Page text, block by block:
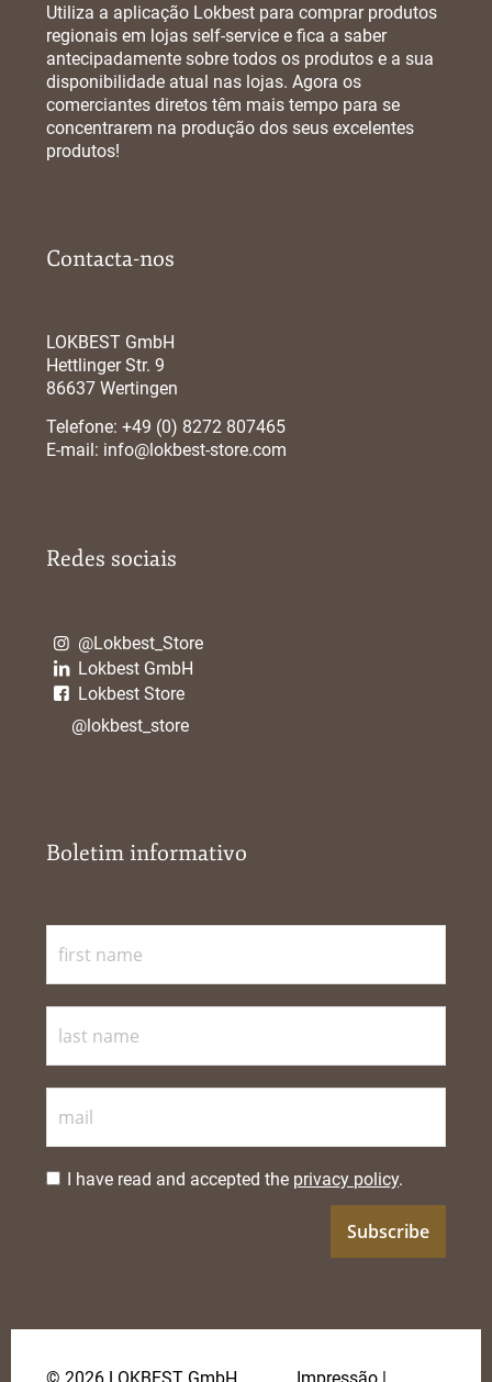
Utiliza a aplicação Lokbest para comprar produtos
regionais em lojas self-service e fica a saber
antecipadamente sobre todos os produtos e a sua
disponibilidade atual nas lojas. Agora os
comerciantes diretos têm mais tempo para se
concentrarem na produção dos seus excelentes
produtos!
Contacta-nos
LOKBEST GmbH
Hettlinger Str. 9
86637 Wertingen
Telefone:+49 (0) 8272 807465
E-mail: info@lokbest-store.com
Redes sociais
@Lokbest_Store
Lokbest GmbH
Lokbest Store
@lokbest_store
Boletim informativo
I have read and accepted the privacy policy.
© 2026 LOKBEST GmbH Impressão |